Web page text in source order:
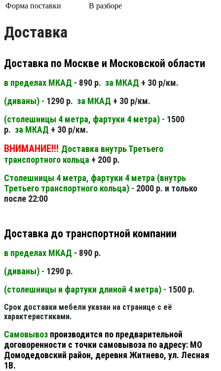
Форма поставки
В разборе
Доставка
Доставка по Москве и Московской области
в пределах МКАД - 890 р. за МКАД + 30 р/км.
(диваны) - 1290 р. за МКАД + 30 р/км.
(столешницы 4 метра, фартуки 4 метра) - 1500
р. за МКАД + 30 р/км.
ВНИМАНИЕ!!! Доставка внутрь Третьего
транспортного кольца + 200 р.
Столешницы 4 метра, фартуки 4 метра (внутрь
Третьего транспортного кольца) - 2000 р. и только
после 22:00
Доставка до транспортной компании
в пределах МКАД - 890 р.
(диваны) - 1290 р.
(столешницы и фартуки длиной 4 метра) - 1500 р.
Срок доставки мебели указан на странице с её
характеристиками.
Самовывоз производится по предварительной
договоренности с точки самовывоза по адресу: МО
Домодедовский район, деревня Житнево, ул. Лесная
1В.